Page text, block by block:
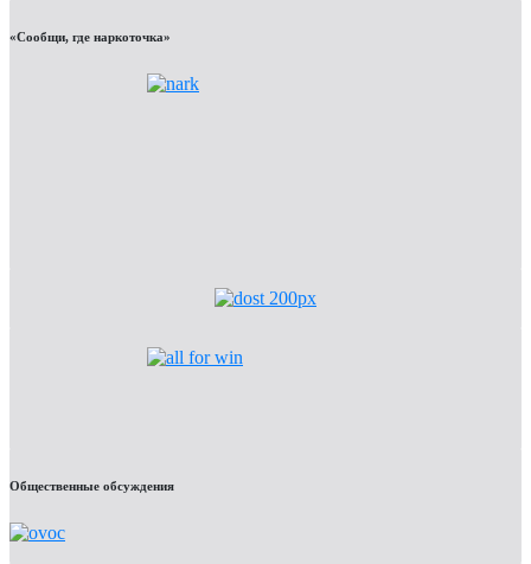
«Сообщи, где наркоточка»
Общественные обсуждения